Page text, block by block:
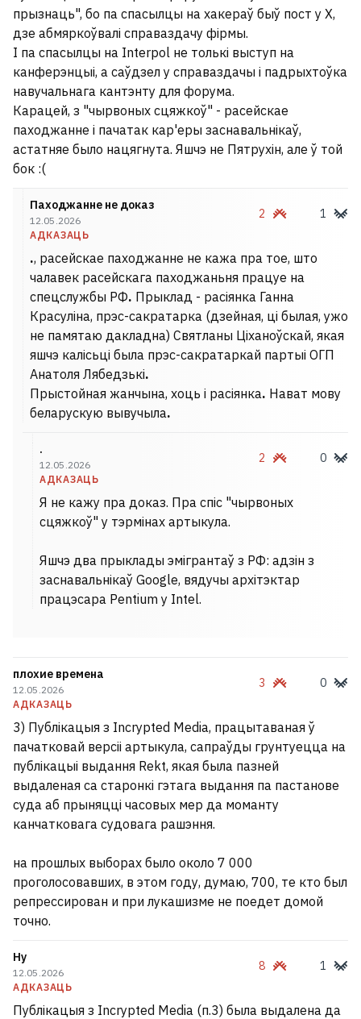
прызнаць", бо па спасылцы на хакераў быў пост у X,
дзе абмяркоўвалі справаздачу фірмы.
І па спасылцы на Interpol не толькі выступ на
канферэнцыі, а саўдзел у справаздачы і падрыхтоўка
навучальнага кантэнту для форума.
Карацей, з "чырвоных сцяжкоў" - расейскае
паходжанне і пачатак кар'еры заснавальнікаў,
астатняе было нацягнута. Яшчэ не Пятрухін, але ў той
бок :(
Паходжанне не доказ
12.05.2026
АДКАЗАЦЬ
2 1
., расейскае паходжанне не кажа пра тое, што
чалавек расейскага паходжаньня працуе на
спецслужбы РФ. Прыклад - расіянка Ганна
Красуліна, прэс-сакратарка (дзейная, ці былая, ужо
не памятаю дакладна) Святланы Ціханоўскай, якая
яшчэ калісьці была прэс-сакратаркай партыі ОГП
Анатоля Лябедзькі.
Прыстойная жанчына, хоць і расіянка. Нават мову
беларускую вывучыла.
.
12.05.2026
АДКАЗАЦЬ
2 0
Я не кажу пра доказ. Пра спіс "чырвоных
сцяжкоў" у тэрмінах артыкула.
Яшчэ два прыклады эмігрантаў з РФ: адзін з
заснавальнікаў Google, вядучы архітэктар
працэсара Pentium у Intel.
плохие времена
12.05.2026
АДКАЗАЦЬ
3 0
3) Публікацыя з Incrypted Media, працытаваная ў
пачатковай версіі артыкула, сапраўды грунтуецца на
публікацыі выдання Rekt, якая была пазней
выдаленая са старонкі гэтага выдання па пастанове
суда аб прыняцці часовых мер да моманту
канчатковага судовага рашэння.
на прошлых выборах было около 7 000
проголосовавших, в этом году, думаю, 700, те кто был
репрессирован и при лукашизме не поедет домой
точно.
Ну
12.05.2026
АДКАЗАЦЬ
8 1
Публікацыя з Incrypted Media (п.3) была выдалена да